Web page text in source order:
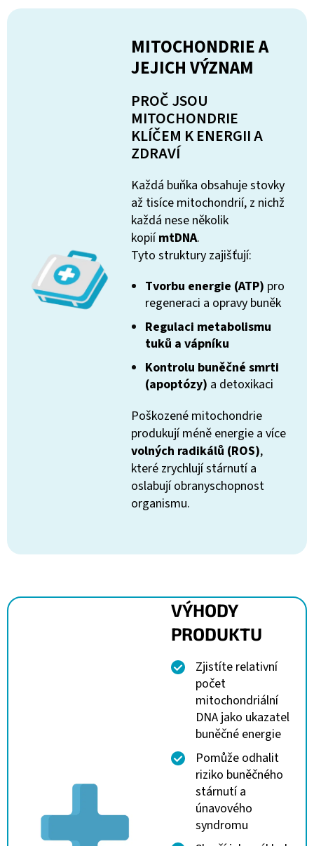
MITOCHONDRIE A
JEJICH VÝZNAM
PROČ JSOU
MITOCHONDRIE
KLÍČEM K ENERGII A
ZDRAVÍ
Každá buňka obsahuje stovky
až tisíce mitochondrií, z nichž
každá nese několik
kopiímtDNA.
Tyto struktury zajišťují:
Tvorbu energie (ATP) pro
regeneraci a opravy buněk
Regulaci metabolismu
tuků a vápníku
Kontrolu buněčné smrti
(apoptózy) a detoxikaci
Poškozené mitochondrie
produkují méně energie a více
volných radikálů (ROS),
které zrychlují stárnutí a
oslabují obranyschopnost
organismu.
VÝHODY
PRODUKTU
Zjistíte relativní
počet
mitochondriální
DNA jako ukazatel
buněčné energie
Pomůže odhalit
riziko buněčného
stárnutí a
únavového
syndromu